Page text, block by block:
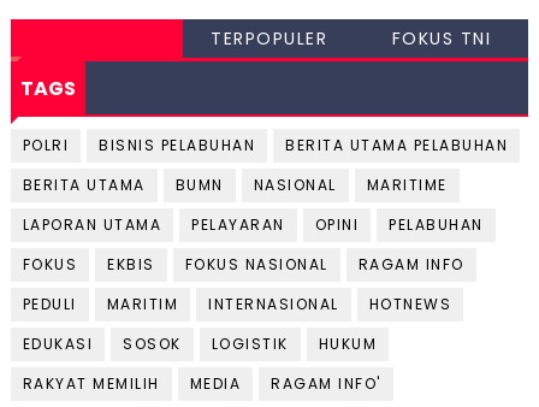
TERPOPULER FOKUS TNI
TAGS
POLRI BISNIS PELABUHAN
BERITA UTAMA PELABUHAN
BERITA UTAMA
BUMN NASIONAL
MARITIME
LAPORAN UTAMA
PELAYARAN OPINI
PELABUHAN
FOKUS
EKBIS FOKUS NASIONAL
RAGAM INFO
PEDULI
MARITIM INTERNASIONAL
HOTNEWS
EDUKASI
SOSOK LOGISTIK
HUKUM
RAKYAT MEMILIH
MEDIA
RAGAM INFO'